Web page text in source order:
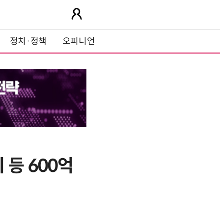
정치·정책 오피니언
등 600억